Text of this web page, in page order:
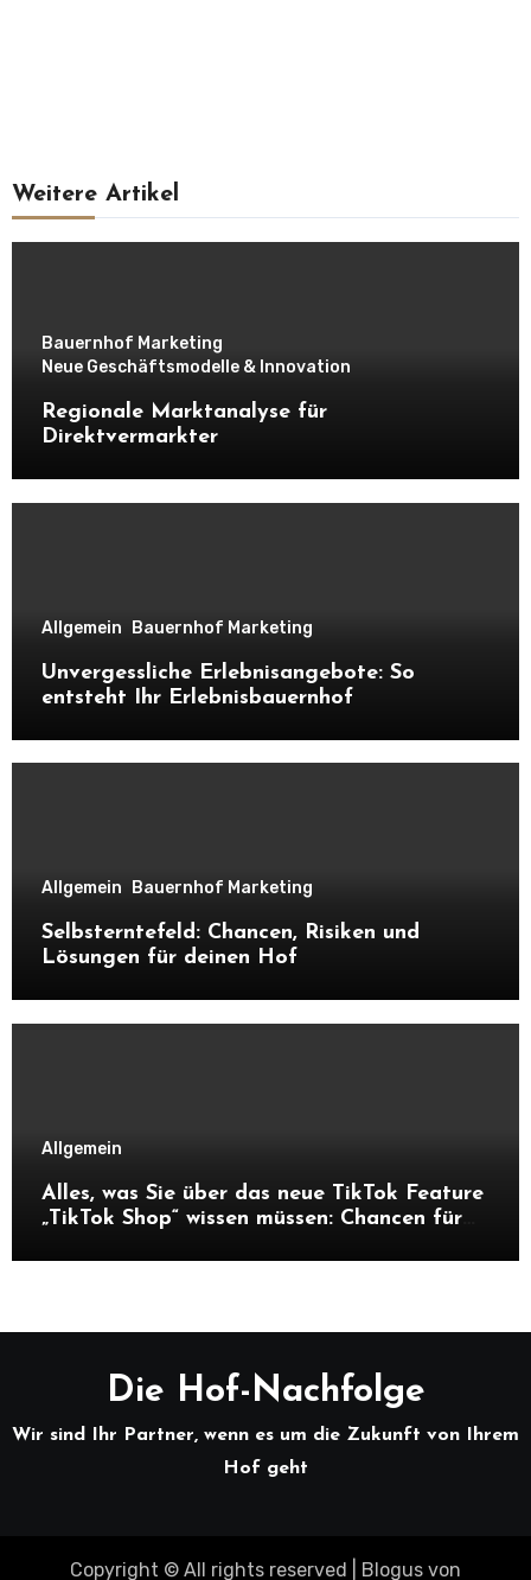
Weitere Artikel
Bauernhof Marketing
Neue Geschäftsmodelle & Innovation
Regionale Marktanalyse für
Direktvermarkter
Allgemein Bauernhof Marketing
Unvergessliche Erlebnisangebote: So
entsteht Ihr Erlebnisbauernhof
Allgemein Bauernhof Marketing
Selbsterntefeld: Chancen, Risiken und
Lösungen für deinen Hof
Allgemein
Alles, was Sie über das neue TikTok Feature
„TikTok Shop“ wissen müssen: Chancen für
Die Hof-Nachfolge
Wir sind Ihr Partner, wenn es um die Zukunft von Ihrem
Hof geht
Copyright © All rights reserved Blogus von